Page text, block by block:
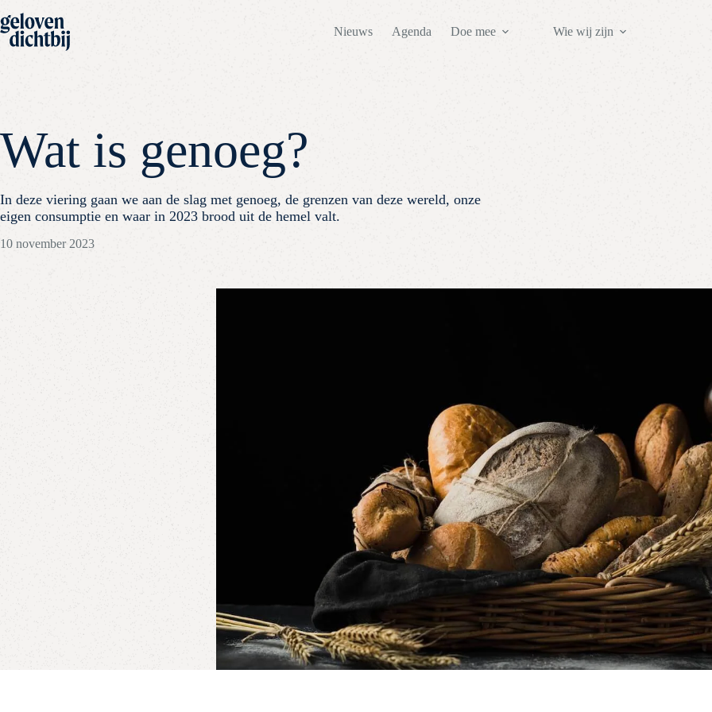
Nieuws Agenda Doe mee Wie wij zijn
Wat is genoeg?
In deze viering gaan we aan de slag met genoeg, de grenzen van deze wereld, onze
eigen consumptie en waar in 2023 brood uit de hemel valt.
10 november 2023